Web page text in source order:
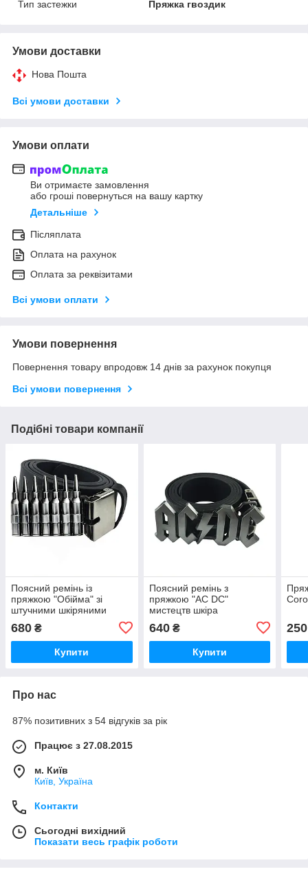
Тип застежки
Пряжка гвоздик
Умови доставки
Нова Пошта
Всі умови доставки
Умови оплати
Ви отримаєте замовлення
або гроші повернуться на вашу картку
Детальніше
Післяплата
Оплата на рахунок
Оплата за реквізитами
Всі умови оплати
Умови повернення
Повернення товару впродовж 14 днів за рахунок покупця
Всі умови повернення
Подібні товари компанії
Поясний ремінь із
пряжкою "Обійма" зі
штучними шкіряними
680 ₴
Купити
Поясний ремінь з
пряжкою "AC DC"
мистецтв шкіра
640₴
Купити
250
Про нас
87% позитивних з 54 відгуків за рік
Працює з 27.08.2015
м. Київ
Київ, Україна
Контакти
Сьогодні вихідний
Показати весь графік роботи